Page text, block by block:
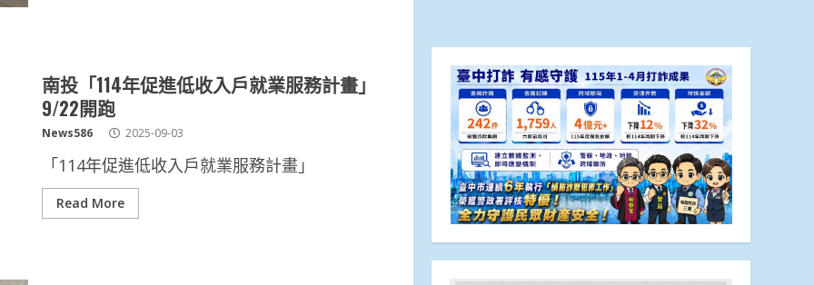
南投「114年促進低收入戶就業服務計畫」
9/22開跑
News586 2025-09-03
「114年促進低收入戶就業服務計畫」
Read More